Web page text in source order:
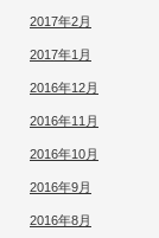
2017年2月
2017年1月
2016年12月
2016年11月
2016年10月
2016年9月
2016年8月